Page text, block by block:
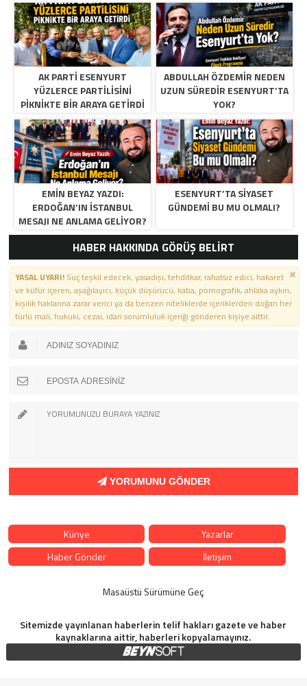
AK PARTI ESENYURT
YÜZLERCE PARTILISINI
PIKNIKTE BIR ARAYA GETIRDI
ABDULLAH ÖZDEMIR NEDEN
UZUN SÜREDIR ESENYURT’TA
YOK?
EMIN BEYAZ YAZDI:
ERDOĞAN’IN İSTANBUL
MESAJI NE ANLAMA GELIYOR?
ESENYURT’TA SIYASET
GÜNDEMI BU MU OLMALI?
HABER HAKKINDA GÖRÜŞ BELİRT
YASAL UYARI! Suç teşkil edecek, yasadışı, tehditkar, rahatsız edici, hakaret
ve küfür içeren, aşağılayıcı, küçük düşürücü, kaba, pornografik, ahlaka aykırı,
kişilik haklarına zarar verici ya da benzeri niteliklerde içeriklerden doğan her
türlü mali, hukuki, cezai, idari sorumluluk içeriği gönderen kişiye aittir.
YORUMUNU GÖNDER
Künye
Yazarlar
Haber Gönder
İletişim
Masaüstü Sürümüne Geç
Sitemizde yayınlanan haberlerin telif hakları gazete ve haber
kaynaklarına aittir, haberleri kopyalamayınız.